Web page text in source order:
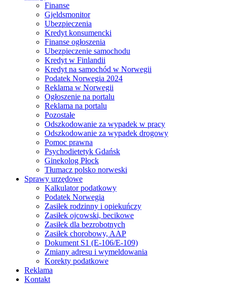
Finanse
Gjeldsmonitor
Ubezpieczenia
Kredyt konsumencki
Finanse ogłoszenia
Ubezpieczenie samochodu
Kredyt w Finlandii
Kredyt na samochód w Norwegii
Podatek Norwegia 2024
Reklama w Norwegii
Ogłoszenie na portalu
Reklama na portalu
Pozostałe
Odszkodowanie za wypadek w pracy
Odszkodowanie za wypadek drogowy
Pomoc prawna
Psychodietetyk Gdańsk
Ginekolog Płock
Tłumacz polsko norweski
Sprawy urzędowe
Kalkulator podatkowy
Podatek Norwegia
Zasiłek rodzinny i opiekuńczy
Zasiłek ojcowski, becikowe
Zasiłek dla bezrobotnych
Zasiłek chorobowy, AAP
Dokument S1 (E-106/E-109)
Zmiany adresu i wymeldowania
Korekty podatkowe
Reklama
Kontakt